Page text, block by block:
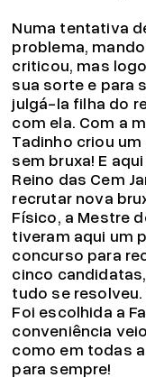
Numa tentativa
problema,
criticou, mas
sua sorte e para
julgá-la filha do
com ela. Com a
Tadinho criou
sem bruxa! E
Reino das Cem
recrutar nova
Físico, a Mestre
tiveram aqui um
concurso para
cinco
tudo se
Foi escolhida a
conveniência
como em todas
para sempre!